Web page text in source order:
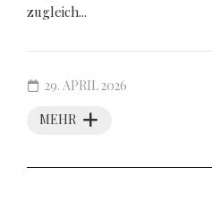
zugleich...
MEHR
29. APRIL 2026